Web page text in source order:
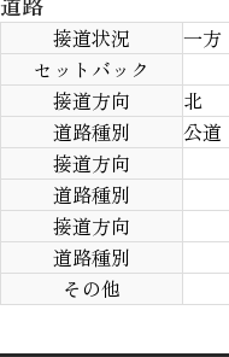
接道状況
一方
セットバック
接道方向
北
道路種別
公道
接道方向
道路種別
接道方向
道路種別
その他